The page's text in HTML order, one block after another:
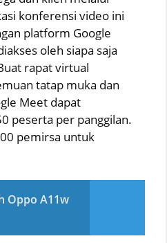
konferensi video ini
platform Google
oleh siapa saja
rapat virtual
tatap muka dan
Meet dapat
peserta per panggilan.
pemirsa untuk
Oppo A11w